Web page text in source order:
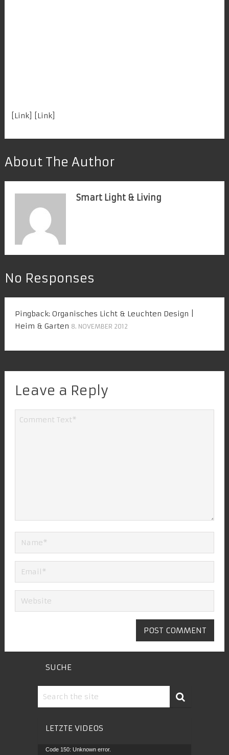
Link] [ Link]
About The Author
Smart Light & Living
No Responses
Pingback: Organisches Licht & Leuchten Design |
Heim & Garten 8. NOVEMBER 2012
Leave a Reply
SUCHE
LETZTE VIDEOS
Video-
Code 150: Unknown error.